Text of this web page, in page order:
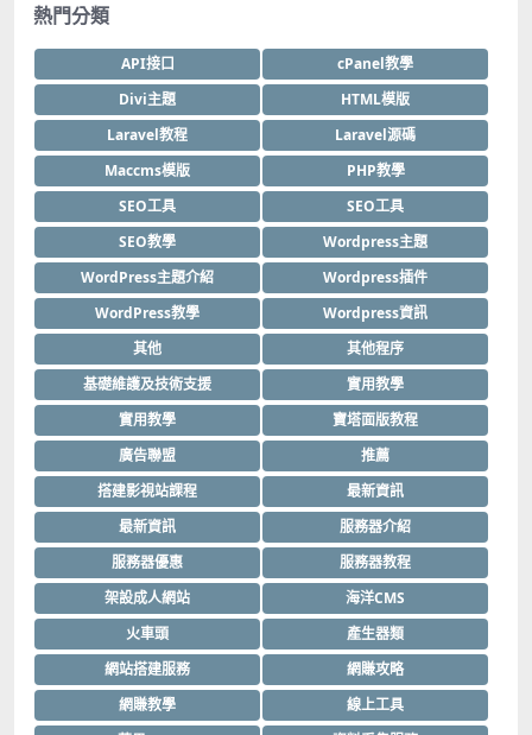
熱門分類
API接口
cPanel教學
Divi主題
HTML模版
Laravel教程
Laravel源碼
Maccms模版
PHP教學
SEO工具
SEO工具
SEO教學
Wordpress主題
WordPress主題介紹
Wordpress插件
WordPress教學
Wordpress資訊
其他
其他程序
基礎維護及技術支援
實用教學
實用教學
寶塔面版教程
廣告聯盟
推薦
搭建影視站課程
最新資訊
最新資訊
服務器介紹
服務器優惠
服務器教程
架設成人網站
海洋CMS
火車頭
產生器類
網站搭建服務
網賺攻略
網賺教學
線上工具